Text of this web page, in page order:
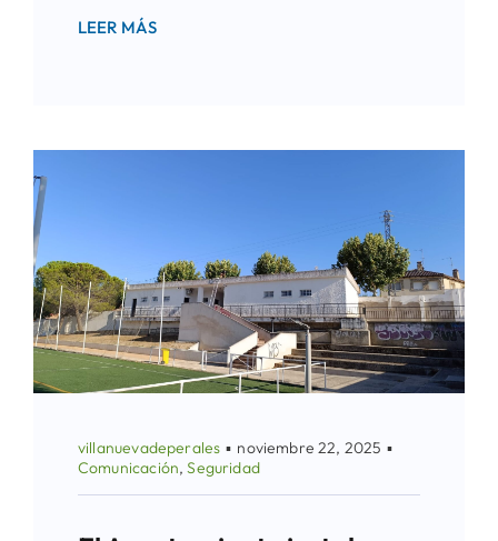
LEER MÁS
villanuevadeperales ▪ noviembre 22, 2025 ▪
Comunicación,Seguridad